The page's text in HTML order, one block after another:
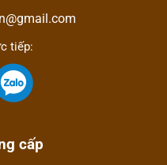
tiếp:
cấp